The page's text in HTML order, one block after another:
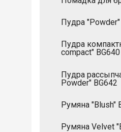
Пудра "Powder"
Пудра
compact" BG640
Пудра
Powder" BG642
Румяна "Blush"
Румяна Velvet